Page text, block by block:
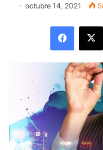
octubre 14, 2021
X